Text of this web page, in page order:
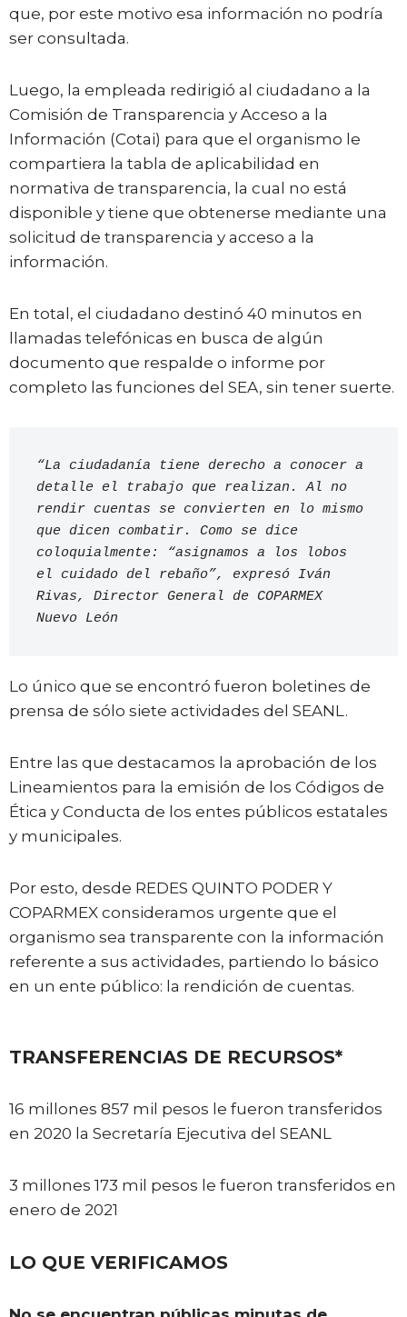
que, por este motivo esa información no podría
ser consultada.
Luego, la empleada redirigió al ciudadano a la
Comisión de Transparencia y Acceso a la
Información (Cotai) para que el organismo le
compartiera la tabla de aplicabilidad en
normativa de transparencia, la cual no está
disponible y tiene que obtenerse mediante una
solicitud de transparencia y acceso a la
información.
En total, el ciudadano destinó 40 minutos en
llamadas telefónicas en busca de algún
documento que respalde o informe por
completo las funciones del SEA, sin tener suerte.
“La ciudadanía tiene derecho a conocer a
detalle el trabajo que realizan. Al no
rendir cuentas se convierten en lo mismo
que dicen combatir. Como se dice
coloquialmente: “asignamos a los lobos
el cuidado del rebaño”, expresó Iván
Rivas, Director General de COPARMEX
Nuevo León
Lo único que se encontró fueron boletines de
prensa de sólo siete actividades del SEANL.
Entre las que destacamos la aprobación de los
Lineamientos para la emisión de los Códigos de
Ética y Conducta de los entes públicos estatales
y municipales.
Por esto, desde REDES QUINTO PODER Y
COPARMEX consideramos urgente que el
organismo sea transparente con la información
referente a sus actividades, partiendo lo básico
en un ente público: la rendición de cuentas.
TRANSFERENCIAS DE RECURSOS*
16 millones 857 mil pesos le fueron transferidos
en 2020 la Secretaría Ejecutiva del SEANL
3 millones 173 mil pesos le fueron transferidos en
enero de 2021
LO QUE VERIFICAMOS